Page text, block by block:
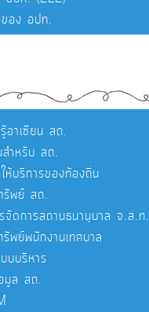
ของ อปท.
อาเซียน สถ.
ำหรับ สถ.
ห้บริการของท้องถิ่น
พย์ สถ.
จัดการสถานธนานุบาล จ.ส.ท.
พย์พนักงานเทศบาล
บบริหาร
มูล สถ.